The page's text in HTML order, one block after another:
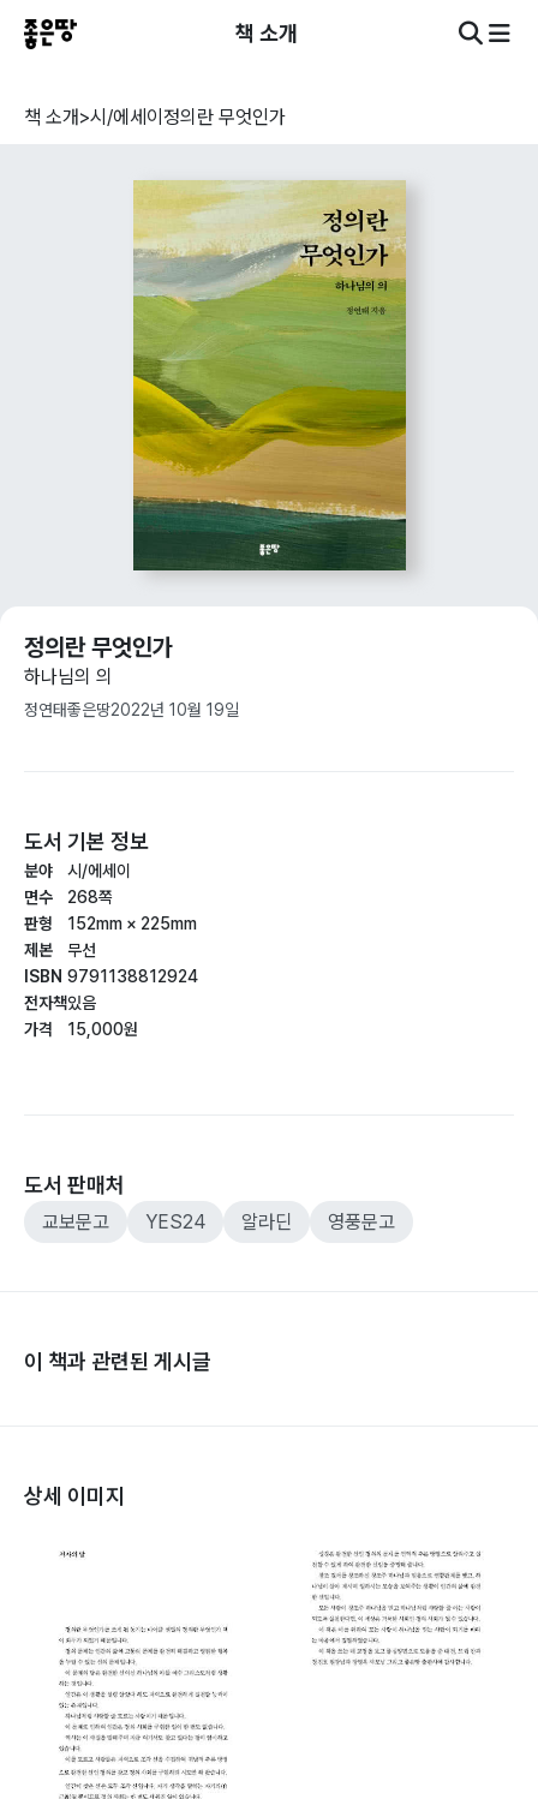
책 소개
책 소개>시/에세이 정의란 무엇인가
정의란 무엇인가
하나님의 의
정연태좋은땅2022년 10월 19일
도서 기본 정보
분야
면수
판형
제본
ISBN
전자책
가격
시/에세이
268쪽
152mm × 225mm
무선
9791138812924
있음
15,000원
도서 판매처
교보문고 YES24 알라딘 영풍문고
이 책과 관련된 게시글
상세 이미지